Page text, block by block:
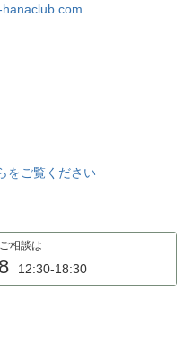
をご覧ください
相談は
12:30-18:30